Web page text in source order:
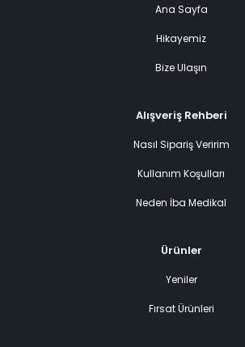
Ana Sayfa
Hikayemiz
Bize Ulaşın
Alışveriş Rehberi
Nasıl Sipariş Veririm
Kullanım Koşulları
Neden İba Medikal
Ürünler
Yeniler
Fırsat Ürünleri